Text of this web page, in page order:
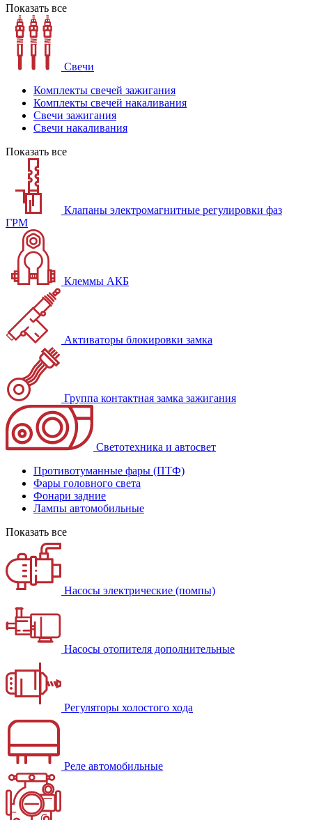
Показать все
Свечи
Комплекты свечей зажигания
Комплекты свечей накаливания
Свечи зажигания
Свечи накаливания
Показать все
Клапаны электромагнитные регулировки фаз
ГРМ
Клеммы АКБ
Активаторы блокировки замка
Группа контактная замка зажигания
Светотехника и автосвет
Противотуманные фары (ПТФ)
Фары головного света
Фонари задние
Лампы автомобильные
Показать все
Насосы электрические (помпы)
Насосы отопителя дополнительные
Регуляторы холостого хода
Реле автомобильные